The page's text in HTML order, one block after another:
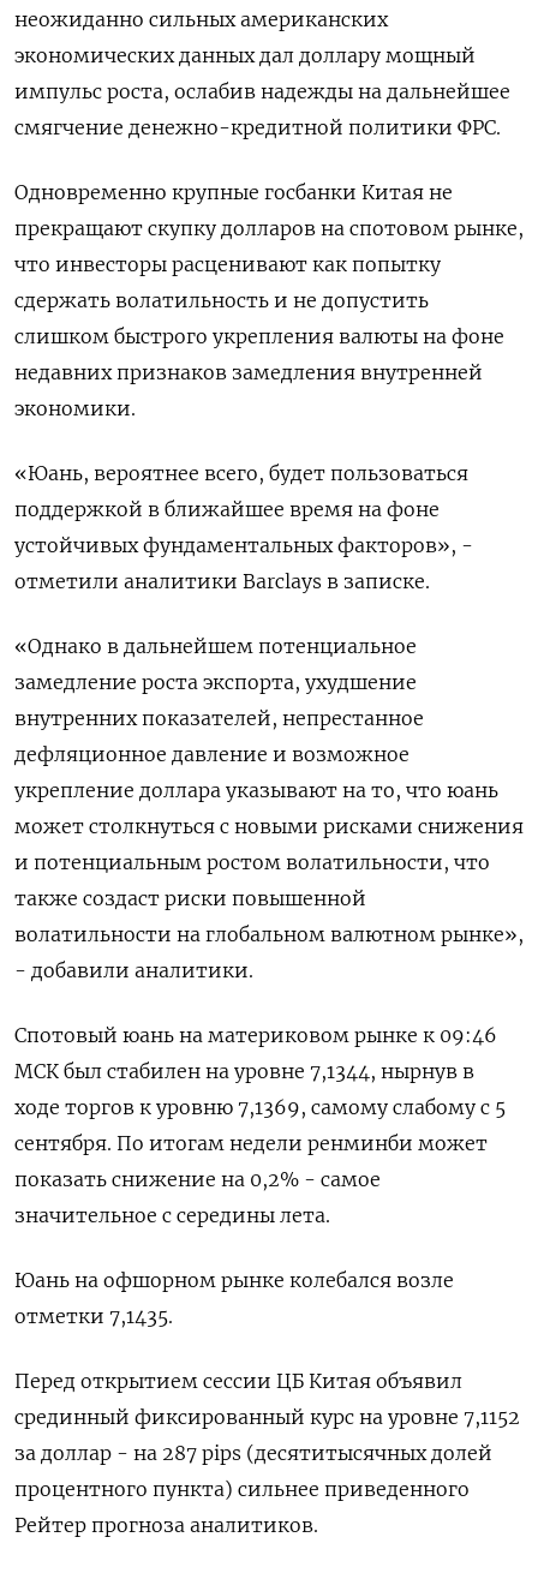
неожиданно сильных американских
экономических данных дал доллару мощный
импульс роста, ослабив надежды на дальнейшее
смягчение денежно-кредитной политики ФРС.
Одновременно крупные госбанки Китая не
прекращают скупку долларов на спотовом рынке,
что инвесторы расценивают как попытку
сдержать волатильность и не допустить
слишком быстрого укрепления валюты на фоне
недавних признаков замедления внутренней
экономики.
«Юань, вероятнее всего, будет пользоваться
поддержкой в ближайшее время на фоне
устойчивых фундаментальных факторов», -
отметили аналитики Barclays в записке.
«Однако в дальнейшем потенциальное
замедление роста экспорта, ухудшение
внутренних показателей, непрестанное
дефляционное давление и возможное
укрепление доллара указывают на то, что юань
может столкнуться с новыми рисками снижения
и потенциальным ростом волатильности, что
также создаст риски повышенной
волатильности на глобальном валютном рынке»,
- добавили аналитики.
Спотовый юань на материковом рынке к 09:46
МСК был стабилен на уровне 7,1344​, нырнув в
ходе торгов к уровню 7,1369, самому слабому с 5
сентября. По итогам недели ренминби может
показать снижение на 0,2% - самое
значительное с середины лета.
Юань на офшорном рынке колебался возле
отметки 7,1435.
Перед открытием сессии ЦБ Китая объявил
срединный фиксированный курс на уровне 7,1152
за доллар - на 287 pips (десятитысячных долей
процентного пункта) сильнее приведенного
Рейтер прогноза аналитиков.